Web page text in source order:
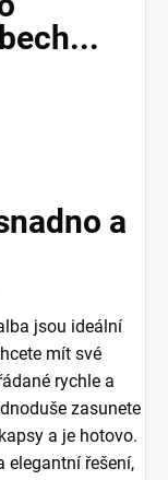
a
jsou ideální
mít své
rychle a
zasunete
a je hotovo.
elegantní řešení,